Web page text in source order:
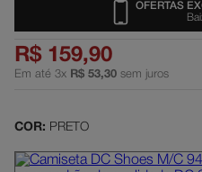
OFERTAS
R$ 159,90
Em até 3x R$ 53,30 sem juros
COR: PRETO
6º moletom
8º anvil
9º court graffik